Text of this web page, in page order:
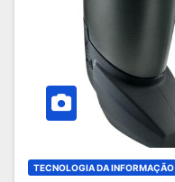
TECNOLOGIA DA INFORMAÇÃO